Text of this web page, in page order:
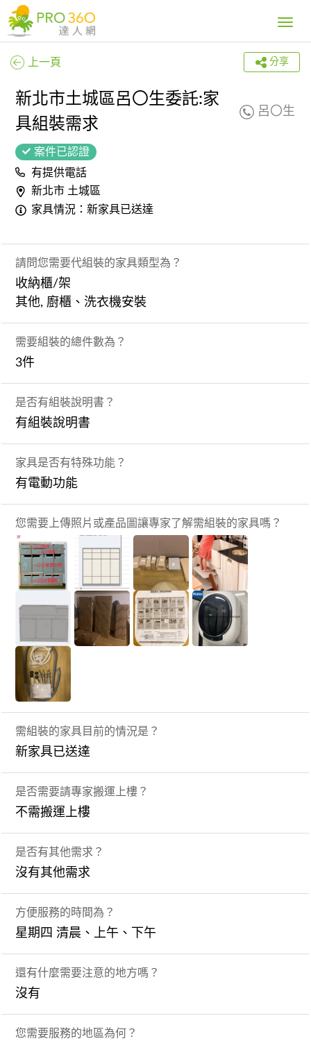
Toggle
上一頁 分享
新北市土城區呂〇生委託:家
具組裝需求
呂〇生
案件已認證
有提供電話
新北市 土城區
家具情況：新家具已送達
請問您需要代組裝的家具類型為？
收納櫃/架
其他, 廚櫃、洗衣機安裝
需要組裝的總件數為？
3件
是否有組裝說明書？
有組裝說明書
家具是否有特殊功能？
有電動功能
您需要上傳照片或產品圖讓專家了解需組裝的家具嗎？
需組裝的家具目前的情況是？
新家具已送達
是否需要請專家搬運上樓？
不需搬運上樓
是否有其他需求？
沒有其他需求
方便服務的時間為？
星期四 清晨、上午、下午
還有什麼需要注意的地方嗎？
沒有
您需要服務的地區為何？